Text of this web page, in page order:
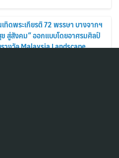
ทิดพระเกียรติ 72 พรรษา บางจากฯ
ข สู่สังคม” ออกแบบโดยอาศรมศิลป์
างวัล Malaysia Landscape